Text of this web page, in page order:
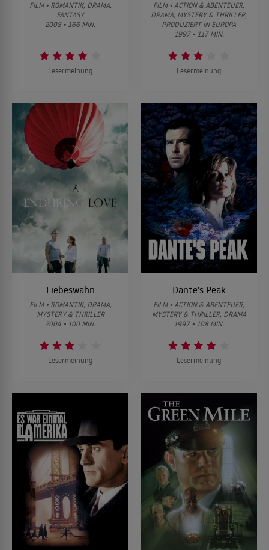
FILM • ROMANTIK, DRAMA,
FANTASY
2008 • 166 MIN.
Lesermeinung
FILM • ACTION & ABENTEUER,
DRAMA, MYSTERY & THRILLER,
PRODUZIERT IN EUROPA
1997 • 117 MIN.
Lesermeinung
Liebeswahn
FILM • ROMANTIK, DRAMA,
MYSTERY & THRILLER
2004 • 100 MIN.
Lesermeinung
Dante's Peak
FILM • ACTION & ABENTEUER,
MYSTERY & THRILLER, DRAMA
1997 • 108 MIN.
Lesermeinung